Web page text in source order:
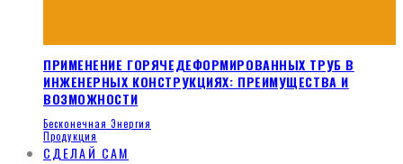
ПРИМЕНЕНИЕ ГОРЯЧЕДЕФОРМИРОВАННЫХ ТРУБ В
ИНЖЕНЕРНЫХ КОНСТРУКЦИЯХ: ПРЕИМУЩЕСТВА И
ВОЗМОЖНОСТИ
Бесконечная Энергия
Продукция
СДЕЛАЙ САМ